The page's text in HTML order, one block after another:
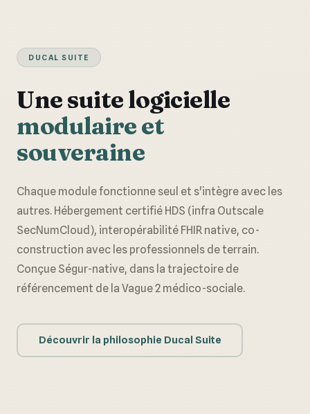
DUCAL SUITE
Une suite logicielle
modulaire et
souveraine
Chaque module fonctionne seul et s'intègre avec les
autres. Hébergement certifié HDS (infra Outscale
SecNumCloud), interopérabilité FHIR native, co-
construction avec les professionnels de terrain.
Conçue Ségur-native, dans la trajectoire de
référencement de la Vague 2 médico-sociale.
Découvrir la philosophie Ducal Suite